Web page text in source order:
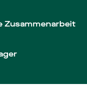
Zusammenarbeit